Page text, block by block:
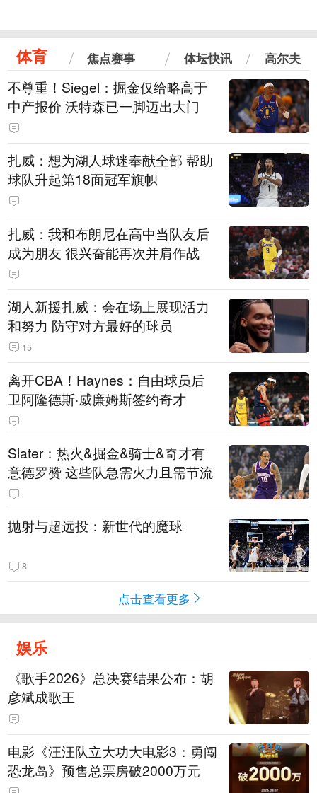
体育 焦点赛事 体坛快讯 高尔夫
不尊重！Siegel：掘金仅给略高于
中产报价 沃特森已一脚迈出大门
扎威：想为湖人球迷奉献全部 帮助
球队升起第18面冠军旗帜
扎威：我和布朗尼在高中当队友后
成为朋友 很兴奋能再次并肩作战
湖人新援扎威：会在场上展现活力
和努力 防守对方最好的球员
15
离开CBA！Haynes：自由球员后
卫阿隆德斯·威廉姆斯签约奇才
Slater：热火&掘金&骑士&奇才有
意德罗赞 这些队急需火力且需节流
抛射与超远投：新世代的魔球
8
点击查看更多
娱乐
《歌手2026》总决赛结果公布：胡
彦斌成歌王
电影《汪汪队立大功大电影3：勇闯
恐龙岛》预售总票房破2000万元